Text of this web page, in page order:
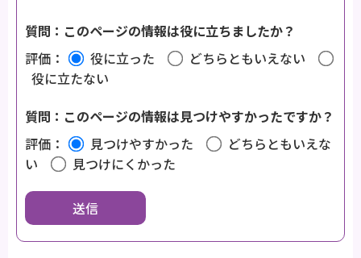
質問：このページの情報は役に立ちましたか？
評価：
役に立った
どちらともいえない
役に立たない
質問：このページの情報は見つけやすかったですか？
評価：
見つけやすかった
どちらともいえな
い
見つけにくかった